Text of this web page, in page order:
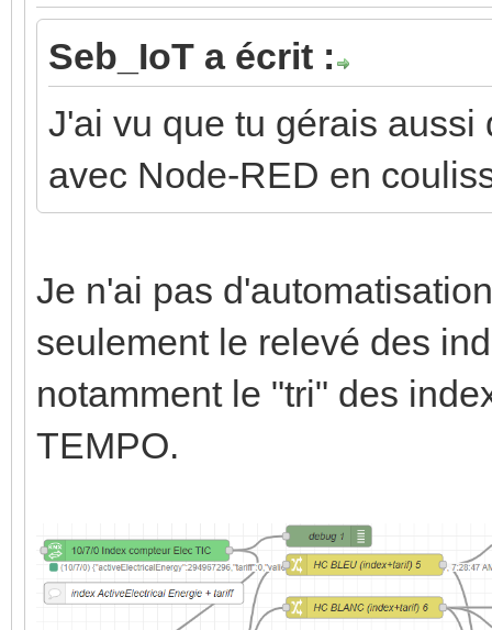
Seb_IoT a écrit :
J'ai vu que tu gérais
avec Node-RED en
Je n'ai pas
seulement le relevé des
notamment le "tri" des
TEMPO.